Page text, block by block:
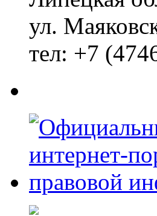
ул.
тел: +7